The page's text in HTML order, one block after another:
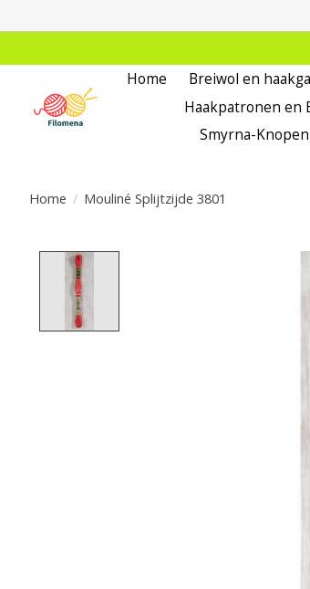
Home Breiwol en
Haakpatronen en
Smyrna-
Home / Mouliné Splijtzijde 3801